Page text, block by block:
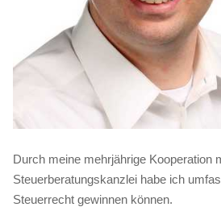
Durch meine mehrjährige Kooperation
Steuerberatungskanzlei habe ich
Steuerrecht gewinnen können.